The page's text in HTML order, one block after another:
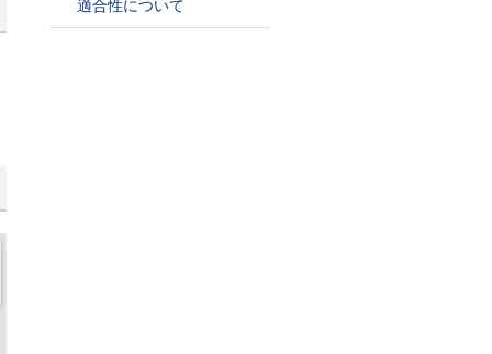
適合性について